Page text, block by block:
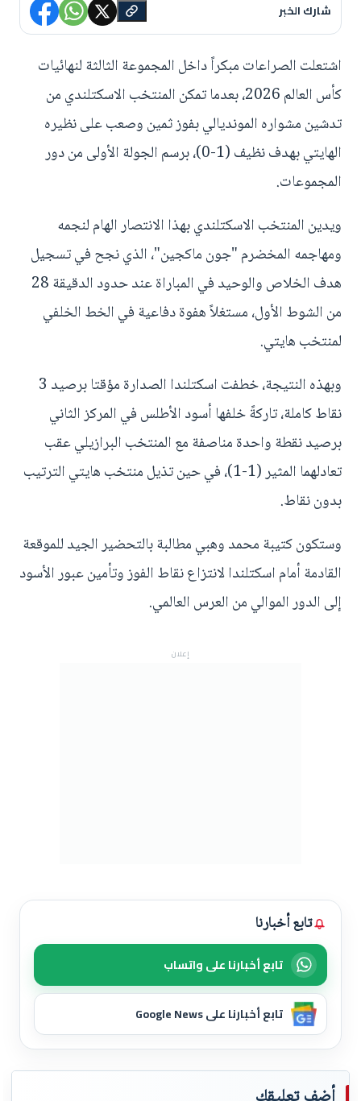
شارك الخبر
اشتعلت الصراعات مبكراً داخل المجموعة الثالثة لنهائيات
كأس العالم 2026، بعدما تمكن المنتخب الاسكتلندي من
تدشين مشواره المونديالي بفوز ثمين وصعب على نظيره
الهايتي بهدف نظيف (1-0)، برسم الجولة الأولى من دور
المجموعات.
ويدين المنتخب الاسكتلندي بهذا الانتصار الهام لنجمه
ومهاجمه المخضرم "جون ماكجين"، الذي نجح في تسجيل
هدف الخلاص والوحيد في المباراة عند حدود الدقيقة 28
من الشوط الأول، مستغلاً هفوة دفاعية في الخط الخلفي
لمنتخب هايتي.
وبهذه النتيجة، خطفت اسكتلندا الصدارة مؤقتا برصيد 3
نقاط كاملة، تاركةً خلفها أسود الأطلس في المركز الثاني
برصيد نقطة واحدة مناصفة مع المنتخب البرازيلي عقب
تعادلهما المثير (1-1)، في حين تذيل منتخب هايتي الترتيب
بدون نقاط.
وستكون كتيبة محمد وهبي مطالبة بالتحضير الجيد للموقعة
القادمة أمام اسكتلندا لانتزاع نقاط الفوز وتأمين عبور الأسود
إلى الدور الموالي من العرس العالمي.
إعلان
تابع أخبارنا
تابع أخبارنا على واتساب
تابع أخبارنا على Google News